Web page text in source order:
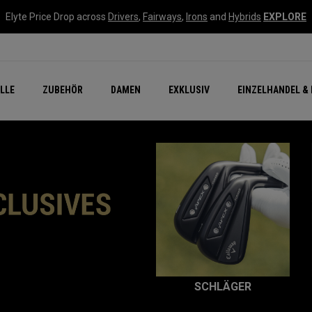
Elyte Price Drop across Drivers, Fairways, Irons and Hybrids EXPLORE
ZUBEHÖR DAMEN EXKLUSIV EINZELHANDEL
Neu – Quantum
Neu Chrome Tour
Zubehör
NEW Golf Bags
New - REVA Complete
Online Selector Tools
SCHLÄGER